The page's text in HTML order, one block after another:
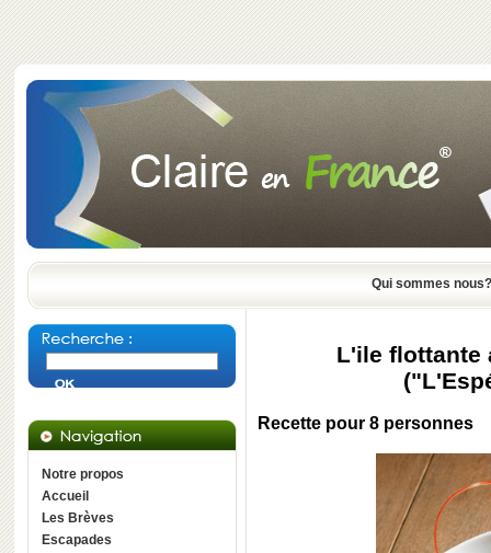
Qui sommes nous?
Notre propos
Accueil
Les Brèves
Escapades
L'ile flottante
Recette pour 8 personnes